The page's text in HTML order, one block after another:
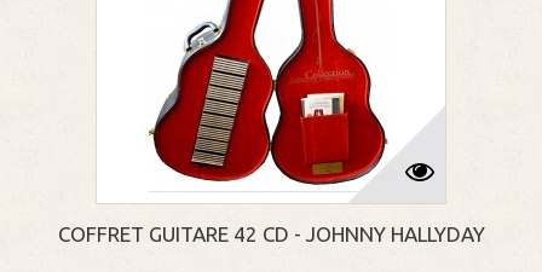
COFFRET GUITARE 42 CD - JOHNNY HALLYDAY